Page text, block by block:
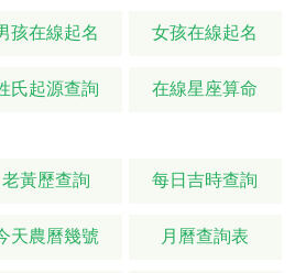
孩在線起名 女孩在線起名
氏起源查詢 在線星座算命
老黃歷查詢 每日吉時查詢
天農曆幾號 月曆查詢表